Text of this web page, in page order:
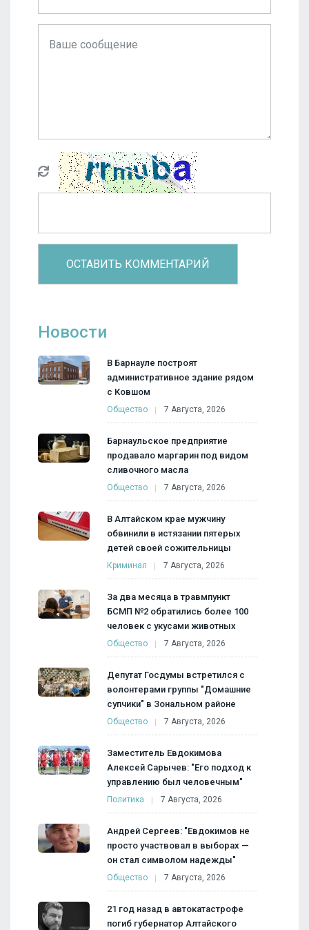
Новости
В Барнауле построят
административное здание рядом
с Ковшом
Общество 7 Августа, 2026
Барнаульское предприятие
продавало маргарин под видом
сливочного масла
Общество 7 Августа, 2026
В Алтайском крае мужчину
обвинили в истязании пятерых
детей своей сожительницы
Криминал 7 Августа, 2026
За два месяца в травмпункт
БСМП №2 обратились более 100
человек с укусами животных
Общество 7 Августа, 2026
Депутат Госдумы встретился с
волонтерами группы "Домашние
супчики" в Зональном районе
Общество 7 Августа, 2026
Заместитель Евдокимова
Алексей Сарычев: "Его подход к
управлению был человечным"
Политика 7 Августа, 2026
Андрей Сергеев: "Евдокимов не
просто участвовал в выборах —
он стал символом надежды"
Общество 7 Августа, 2026
21 год назад в автокатастрофе
погиб губернатор Алтайского